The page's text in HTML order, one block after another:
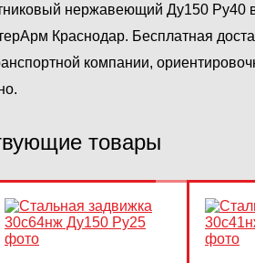
нержавеющий Ду150 Ру40
Краснодар. Бесплатная
компании,
товары